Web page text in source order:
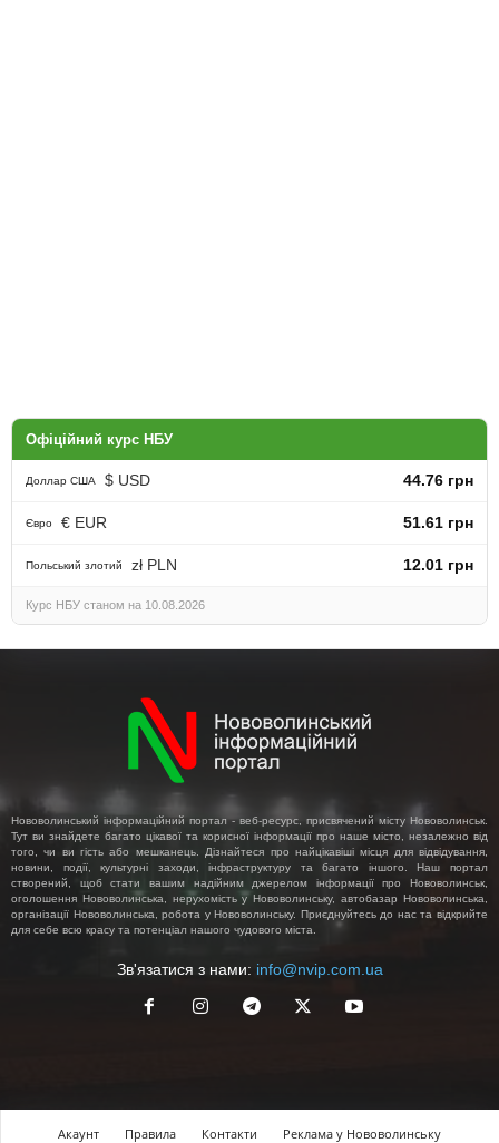
Офіційний курс НБУ
Доллар США $ USD 44.76 грн
Євро € EUR 51.61 грн
Польський злотий zł PLN 12.01 грн
Курс НБУ станом на 10.08.2026
Нововолинський інформаційний портал - веб-ресурс, присвячений місту Нововолинськ.
Тут ви знайдете багато цікавої та корисної інформації про наше місто, незалежно від
того, чи ви гість або мешканець. Дізнайтеся про найцікавіші місця для відвідування,
новини, події, культурні заходи, інфраструктуру та багато іншого. Наш портал
створений, щоб стати вашим надійним джерелом інформації про Нововолинськ,
оголошення Нововолинська, нерухомість у Нововолинську, автобазар Нововолинська,
організації Нововолинська, робота у Нововолинську. Приєднуйтесь до нас та відкрийте
для себе всю красу та потенціал нашого чудового міста.
Зв'язатися з нами: info@nvip.com.ua
Акаунт Правила Контакти
Реклама у Нововолинську